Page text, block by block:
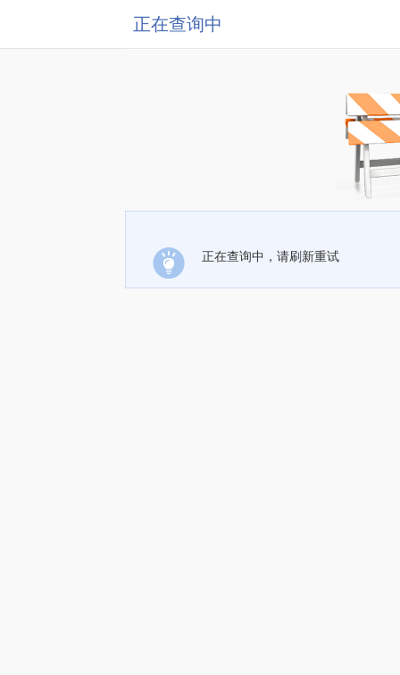
正在查询中
正在查询中，请刷新重试